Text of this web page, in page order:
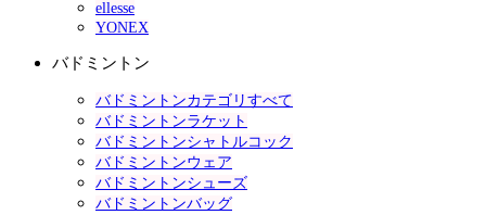
ellesse
YONEX
バドミントン
バドミントンカテゴリすべて
バドミントンラケット
バドミントンシャトルコック
バドミントンウェア
バドミントンシューズ
バドミントンバッグ